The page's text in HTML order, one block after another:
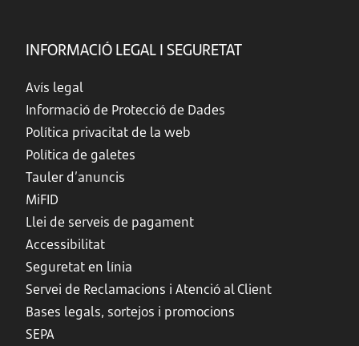
INFORMACIÓ LEGAL I SEGURETAT
Avís legal
Informació de Protecció de Dades
Política privacitat de la web
Política de galetes
Tauler d’anuncis
MiFID
Llei de serveis de pagament
Accessibilitat
Seguretat en línia
Servei de Reclamacions i Atenció al Client
Bases legals, sortejos i promocions
SEPA